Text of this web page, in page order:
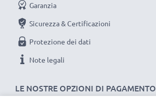
LE NOSTRE OPZIONI DI PAGAMENTO
Garanzia
Sicurezza & Certificazioni
Protezione dei dati
Note legali